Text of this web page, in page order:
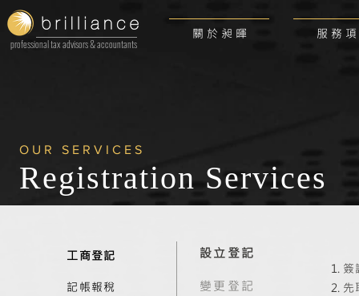
professional tax advisors & accountants
關 於 昶 暉 服 務
OUR SERVICES
Registration Services
工商登記
記帳報稅
設立登記
變更登記
簽
先